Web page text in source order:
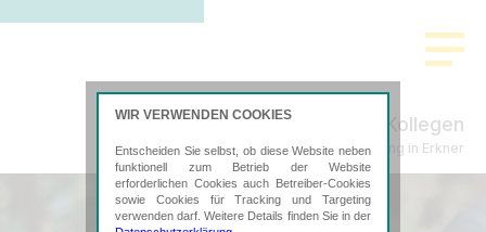
Schenke, Plachta & Kollegen
Steuerberatung in Erkner
WIR VERWENDEN COOKIES
Entscheiden Sie selbst, ob diese Website neben
funktionell zum Betrieb der Website
erforderlichen Cookies auch Betreiber-Cookies
sowie Cookies für Tracking und Targeting
verwenden darf. Weitere Details finden Sie in der